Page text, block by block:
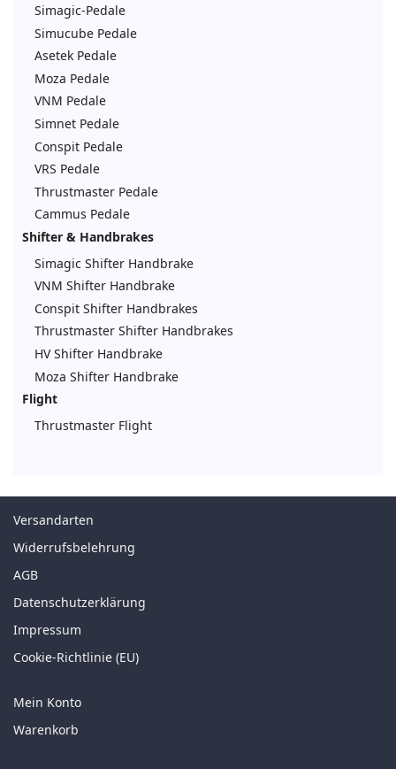
Simagic-Pedale
Simucube Pedale
Asetek Pedale
Moza Pedale
VNM Pedale
Simnet Pedale
Conspit Pedale
VRS Pedale
Thrustmaster Pedale
Cammus Pedale
Shifter & Handbrakes
Simagic Shifter Handbrake
VNM Shifter Handbrake
Conspit Shifter Handbrakes
Thrustmaster Shifter Handbrakes
HV Shifter Handbrake
Moza Shifter Handbrake
Flight
Thrustmaster Flight
Versandarten
Widerrufsbelehrung
AGB
Datenschutzerklärung
Impressum
Cookie-Richtlinie (EU)
Mein Konto
Warenkorb